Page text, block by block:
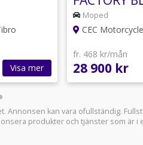
Visa mer
MOON
Moped
CEC
fr. 468 kr/mån
28 900 kr
Annonsen kan vara ofullständig.
produkter och tjänster som är i